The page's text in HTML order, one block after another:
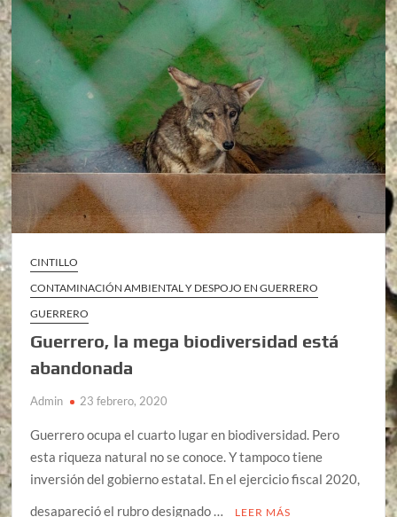
CINTILLO
CONTAMINACIÓN AMBIENTAL Y DESPOJO EN GUERRERO
GUERRERO
Guerrero, la mega biodiversidad está
abandonada
Admin 23 febrero, 2020
Guerrero ocupa el cuarto lugar en biodiversidad. Pero
esta riqueza natural no se conoce. Y tampoco tiene
inversión del gobierno estatal. En el ejercicio fiscal 2020,
desapareció el rubro designado …
LEER MÁS